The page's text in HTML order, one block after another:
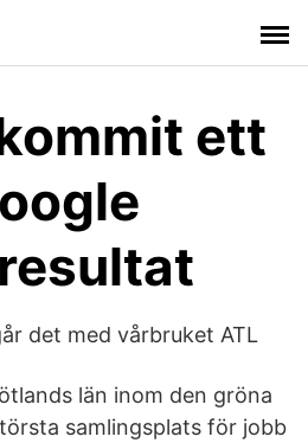
ett
det med vårbruket ATL
län inom den gröna
samlingsplats för jobb